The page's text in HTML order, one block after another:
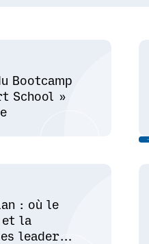
Bootcamp
School »
: où le
et la
leaders